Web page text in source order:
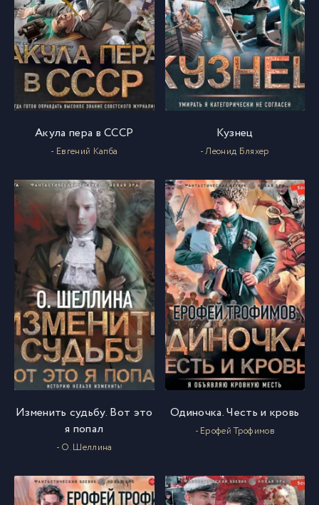
Акула пера в СССР
- Евгений Капба
Кузнец
- Леонид Бляхер
Изменить судьбу. Вот это
я попал
- О. Шеллина
Одиночка. Честь и кровь
- Ерофей Трофимов